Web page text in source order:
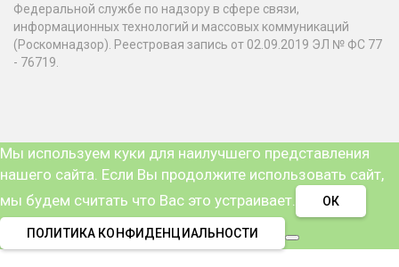
Федеральной службе по надзору в сфере связи,
информационных технологий и массовых коммуникаций
(Роскомнадзор). Реестровая запись от 02.09.2019 ЭЛ № ФС 77
- 76719.
Мы используем куки для наилучшего представления
нашего сайта. Если Вы продолжите использовать сайт,
мы будем считать что Вас это устраивает.
ОК
ПОЛИТИКА КОНФИДЕНЦИАЛЬНОСТИ